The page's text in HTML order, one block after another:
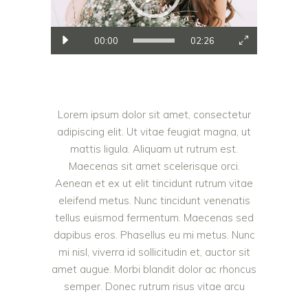
00:00 02:26
Lorem ipsum dolor sit amet, consectetur
adipiscing elit. Ut vitae feugiat magna, ut
mattis ligula. Aliquam ut rutrum est.
Maecenas sit amet scelerisque orci.
Aenean et ex ut elit tincidunt rutrum vitae
eleifend metus. Nunc tincidunt venenatis
tellus euismod fermentum. Maecenas sed
dapibus eros. Phasellus eu mi metus. Nunc
mi nisl, viverra id sollicitudin et, auctor sit
amet augue. Morbi blandit dolor ac rhoncus
semper. Donec rutrum risus vitae arcu